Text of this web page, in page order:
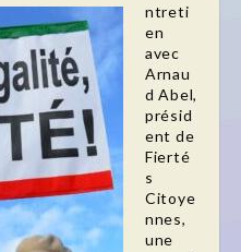
ntreti
en
avec
Arnau
d Abel,
présid
ent de
Fierté
s
Citoye
nnes,
une